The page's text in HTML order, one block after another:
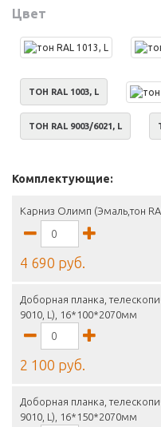
Цвет
ТОН RAL 1003, L
ТОН RAL 9003/6021, L
Комплектующие:
Карниз Олимп (Эмаль,тон
4 690 руб.
Доборная планка,
9010, L), 16*100*2070мм
2 100 руб.
Доборная планка,
9010, L), 16*150*2070мм